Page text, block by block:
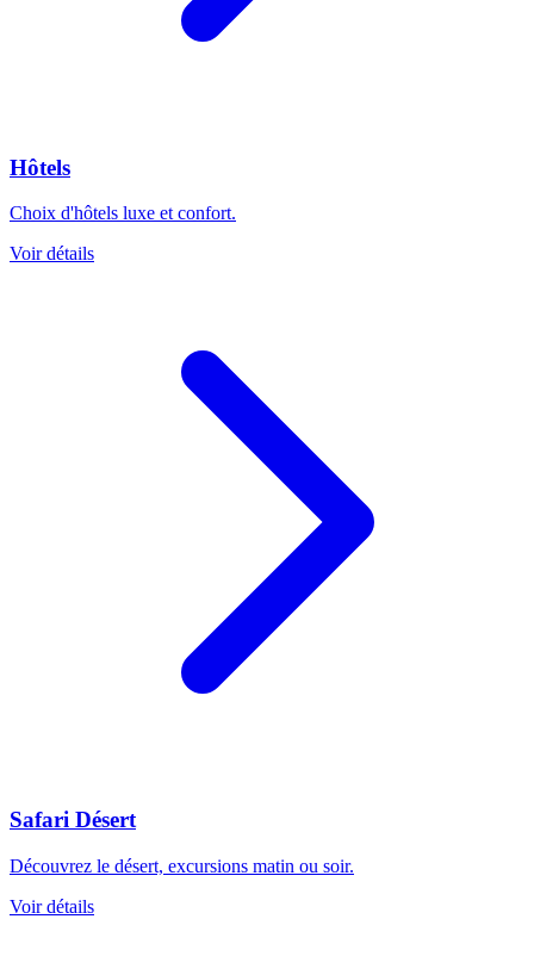
Hôtels
Choix d'hôtels luxe et confort.
Voir détails
Safari Désert
Découvrez le désert, excursions matin ou soir.
Voir détails